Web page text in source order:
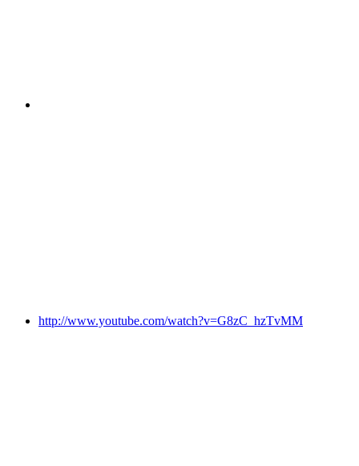
http://www.youtube.com/watch?v=G8zC_hzTvMM